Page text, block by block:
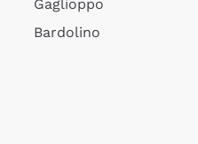
Gaglioppo
Bardolino